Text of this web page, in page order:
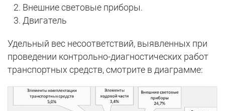
Внешние световые приборы.
Двигатель
Удельный вес несоответствий, выявленных при
проведении контрольно-диагностических работ
транспортных средств, смотрите в диаграмме: